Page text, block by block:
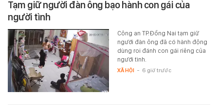
Tạm giữ người đàn ông bạo hành con gái của
người tình
Công an TP.Đồng Nai tạm giữ
người đàn ông đã có hành động
dùng roi đánh con gái riêng của
người tình.
XÃ HỘI - 6 giờ trước